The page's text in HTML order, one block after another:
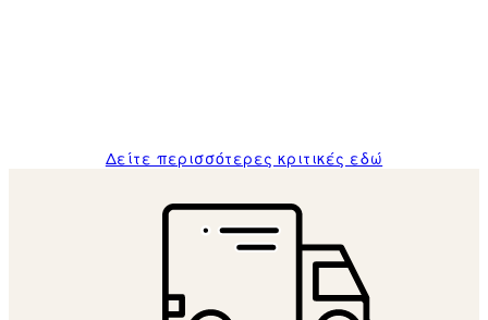
Δείτε περισσότερες κριτικές εδώ